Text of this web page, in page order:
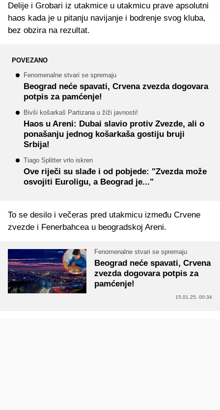
Delije i Grobari iz utakmice u utakmicu prave apsolutni
haos kada je u pitanju navijanje i bodrenje svog kluba,
bez obzira na rezultat.
POVEZANO
Fenomenalne stvari se spremaju
Beograd neće spavati, Crvena zvezda dogovara
potpis za pamćenje!
Bivši košarkaš Partizana u žiži javnosti!
Haos u Areni: Dubai slavio protiv Zvezde, ali o
ponašanju jednog košarkaša gostiju bruji
Srbija!
Tiago Splitter vrlo iskren
Ove riječi su slađe i od pobjede: "Zvezda može
osvojiti Euroligu, a Beograd je..."
To se desilo i večeras pred utakmicu između Crvene
zvezde i Fenerbahcea u beogradskoj Areni.
Fenomenalne stvari se spremaju
Beograd neće spavati, Crvena
zvezda dogovara potpis za
pamćenje!
15.01.25. 00:34